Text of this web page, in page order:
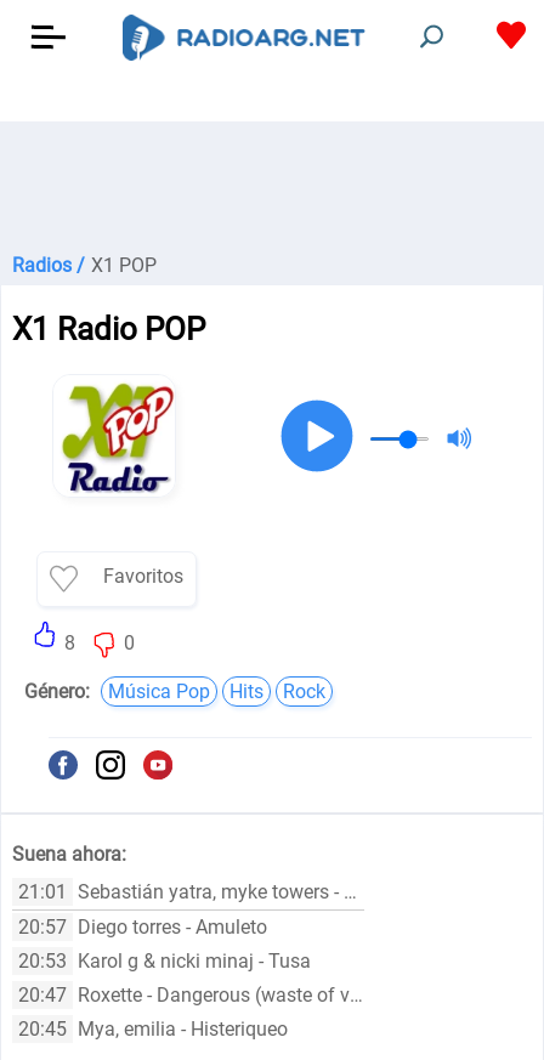
Radios / X1 POP
X1 Radio POP
Favoritos
8 0
Género: Música Pop Hits Rock
Suena ahora:
21:01
Sebastián yatra, myke towers - Pareja del año
20:57 Diego torres - Amuleto
20:53 Karol g & nicki minaj - Tusa
20:47 Roxette - Dangerous (waste of vinyl 12 mix)
20:45 Mya, emilia - Histeriqueo